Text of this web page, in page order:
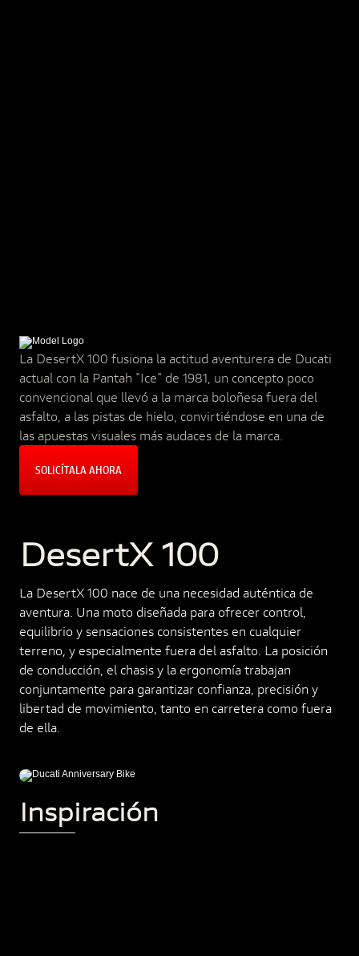
La DesertX 100 fusiona la actitud aventurera de Ducati
actual con la Pantah "Ice" de 1981, un concepto poco
convencional que llevó a la marca boloñesa fuera del
asfalto, a las pistas de hielo, convirtiéndose en una de
las apuestas visuales más audaces de la marca.
SOLICÍTALA AHORA
DesertX 100
La DesertX 100 nace de una necesidad auténtica de
aventura. Una moto diseñada para ofrecer control,
equilibrio y sensaciones consistentes en cualquier
terreno, y especialmente fuera del asfalto. La posición
de conducción, el chasis y la ergonomía trabajan
conjuntamente para garantizar confianza, precisión y
libertad de movimiento, tanto en carretera como fuera
de ella.
Inspiración